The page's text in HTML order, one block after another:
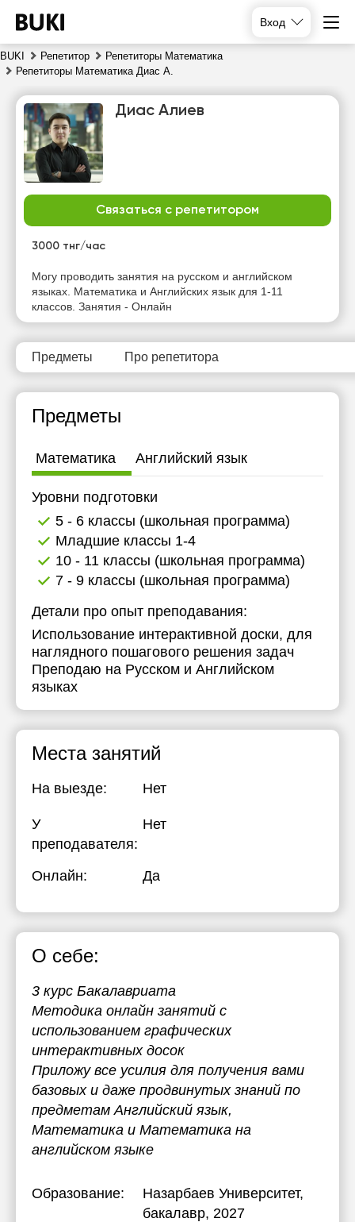
Вход
BUKI Репетитор
Репетиторы Математика
Репетиторы Математика Диас А.
Диас Алиев
Связаться с репетитором
3000 тнг/час
Могу проводить занятия на русском и английском
языках. Математика и Английских язык для 1-11
классов. Занятия - Онлайн
Предметы Про репетитора
Предметы
Математика Английский язык
Уровни подготовки
5 - 6 классы (школьная программа)
Младшие классы 1-4
10 - 11 классы (школьная программа)
7 - 9 классы (школьная программа)
Детали про опыт преподавания:
Использование интерактивной доски, для
наглядного пошагового решения задач
Преподаю на Русском и Английском
языках
Места занятий
На выезде: Нет
У
преподавателя:
Нет
Онлайн: Да
О себе:
3 курс Бакалавриата
Методика онлайн занятий с
использованием графических
интерактивных досок
Приложу все усилия для получения вами
базовых и даже продвинутых знаний по
предметам Английский язык,
Математика и Математика на
английском языке
Образование: Назарбаев Университет,
бакалавр, 2027
сб
вс
Нет
свободных
часов
10:00
10:30
11:00
11:30
13:00
13:30
14:00
15:00
15:30
16:00
16:30
17:30
18:00
18:30
19:00
10:00
11:00
11:30
13:00
14:00
15:00
15:30
16:00
16:30
17:30
свободных